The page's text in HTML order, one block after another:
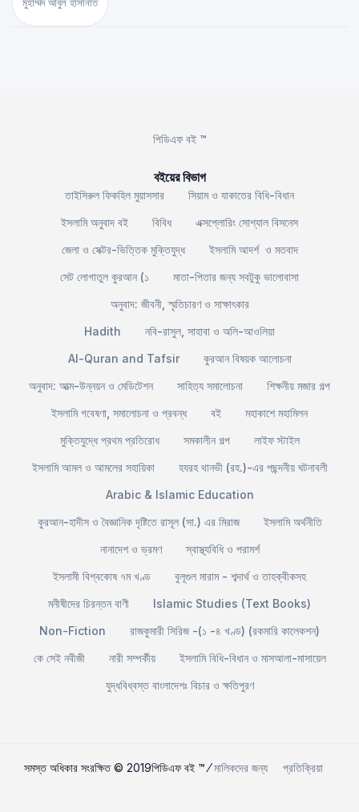
পিডিএফ বই ™
বইয়ের বিভাগ
তাইসিরুল ফিকহিল মুয়াসসার
সিয়াম ও যাকাতের বিধি-বিধান
ইসলামি অনুবাদ বই
বিবিধ
এক্সপ্লোরিং সোশ্যাল বিসনেস
জেলা ও সেক্টর-ভিত্তিক মুক্তিযুদ্ধ
ইসলামি আদর্শ ও মতবাদ
সেট লোগাতুল কুরআন (১
মাতা-পিতার জন্য সবটুকু ভালোবাসা
অনুবাদ: জীবনী, স্মৃতিচারণ ও সাক্ষাৎকার
Hadith
নবি-রাসুল, সাহাবা ও অলি-আওলিয়া
Al-Quran and Tafsir
কুরআন বিষয়ক আলোচনা
অনুবাদ: আত্ম-উন্নয়ন ও মেডিটেশন
সাহিত্য সমালোচনা
শিক্ষনীয় মজার গল্প
ইসলামি গবেষণা, সমালোচনা ও প্রবন্ধ
বই
মহাকাশে মহামিলন
মুক্তিযুদ্ধে প্রথম প্রতিরোধ
সমকালীন গল্প
লাইফ স্টাইল
ইসলামি আমল ও আমলের সহায়িকা
হযরহ থানভী (রহ.)-এর পছন্দনীয় ঘটনাবলী
Arabic & Islamic Education
কুরআন-হাদীস ও বৈজ্ঞানিক দৃষ্টিতে রাসূল (সা.) এর মিরাজ
ইসলামি অর্থনীতি
নানাদেশ ও ভ্রমণ
স্বাস্থ্যবিধি ও পরামর্শ
ইসলামী বিশ্বকোষ ৭ম খণ্ড
বুলূগুল মারাম - শব্দার্থ ও তাহক্বীকসহ
মনীষীদের চিরন্তন বাণী
Islamic Studies (Text Books)
Non-Fiction
রাজকুমারী সিরিজ -(১ -৪ খণ্ড) (রকমারি কালেকশন)
কে সেই নবীজী
নারী সম্পর্কীয়
ইসলামি বিধি-বিধান ও মাসআলা-মাসায়েল
যুদ্ধবিধ্বস্ত বাংলাদেশঃ বিচার ও ক্ষতিপুরণ
সমস্ত অধিকার সংরক্ষিত © 2019পিডিএফ বই ™ ⁄মালিকদের জন্য প্রতিক্রিয়া